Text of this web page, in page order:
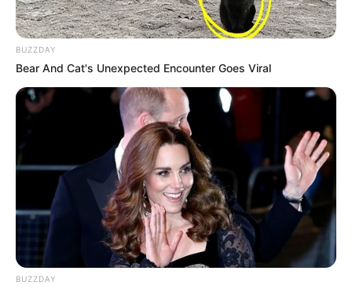
BUZZDAY
Bear And Cat's Unexpected Encounter Goes Viral
BUZZDAY